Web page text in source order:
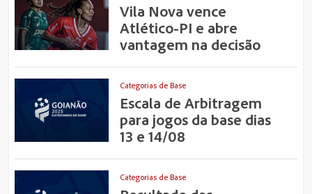
Vila Nova vence
Atlético-PI e abre
vantagem na decisão
Categorias de Base
Escala de Arbitragem
para jogos da base dias
13 e 14/08
Categorias de Base